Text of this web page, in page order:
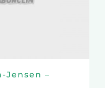
Jensen –